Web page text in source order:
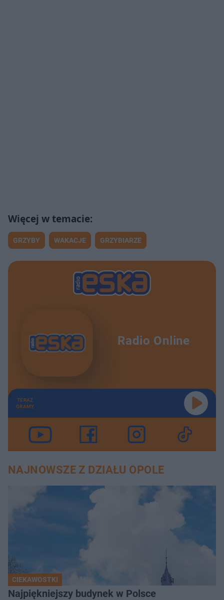
GRZYBY WAKACJE GRZYBIARZE
Radio Online
TERAZ
GRAMY
NAJNOWSZE Z DZIAŁU OPOLE
CIEKAWOSTKI
Najpiękniejszy budynek w Polsce